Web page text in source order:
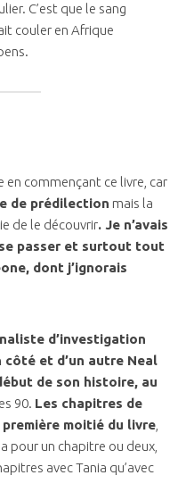
C’est que le sang
couler en Afrique
en commençant ce livre, car
de prédilection mais la
de le découvrir. Je n’avais
passer et surtout tout
dont j’ignorais
d’investigation
côté et d’un autre Neal
de son histoire, au
90. Les chapitres de
moitié du livre
pour un chapitre ou deux,
avec Tania qu’avec